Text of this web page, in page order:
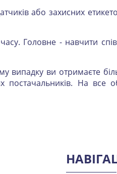
або захисних
Головне - навчити
випадку ви отримаєте
постачальників. На все